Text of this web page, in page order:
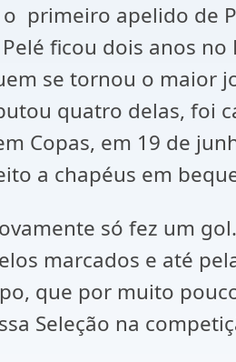
primeiro apelido de
ficou dois anos no
se tornou o maior
quatro delas, foi
Copas, em 19 de
a chapéus em
só fez um
marcados e até
que por muito
Seleção na